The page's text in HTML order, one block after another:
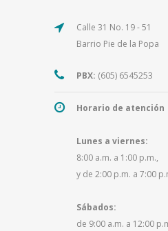
Calle 31 No. 19 - 51
Barrio Pie de la Popa
PBX: (605) 6545253
Horario de atención
Lunes a viernes:
8:00 a.m. a 1:00 p.m.,
y de 2:00 p.m. a 7:00
Sábados:
de 9:00 a.m. a 12:00